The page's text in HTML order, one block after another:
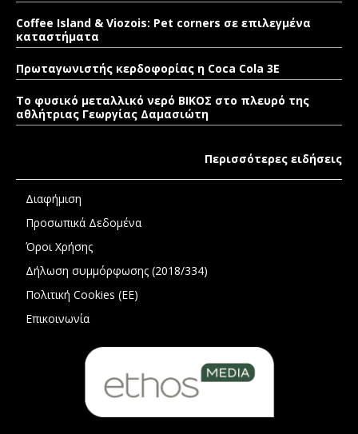
Coffee Island & Viozois: Pet corners σε επιλεγμένα
καταστήματα
Πρωταγωνιστής κερδοφορίας η Coca Cola 3E
Το φυσικό μεταλλικό νερό ΒΙΚΟΣ στο πλευρό της
αθλήτριας Γεωργίας Δαμασιώτη
Περισσότερες ειδήσεις
Διαφήμιση
Προσωπικά Δεδομένα
Όροι Χρήσης
Δήλωση συμμόρφωσης (2018/334)
Πολιτική Cookies (ΕΕ)
Επικοινωνία